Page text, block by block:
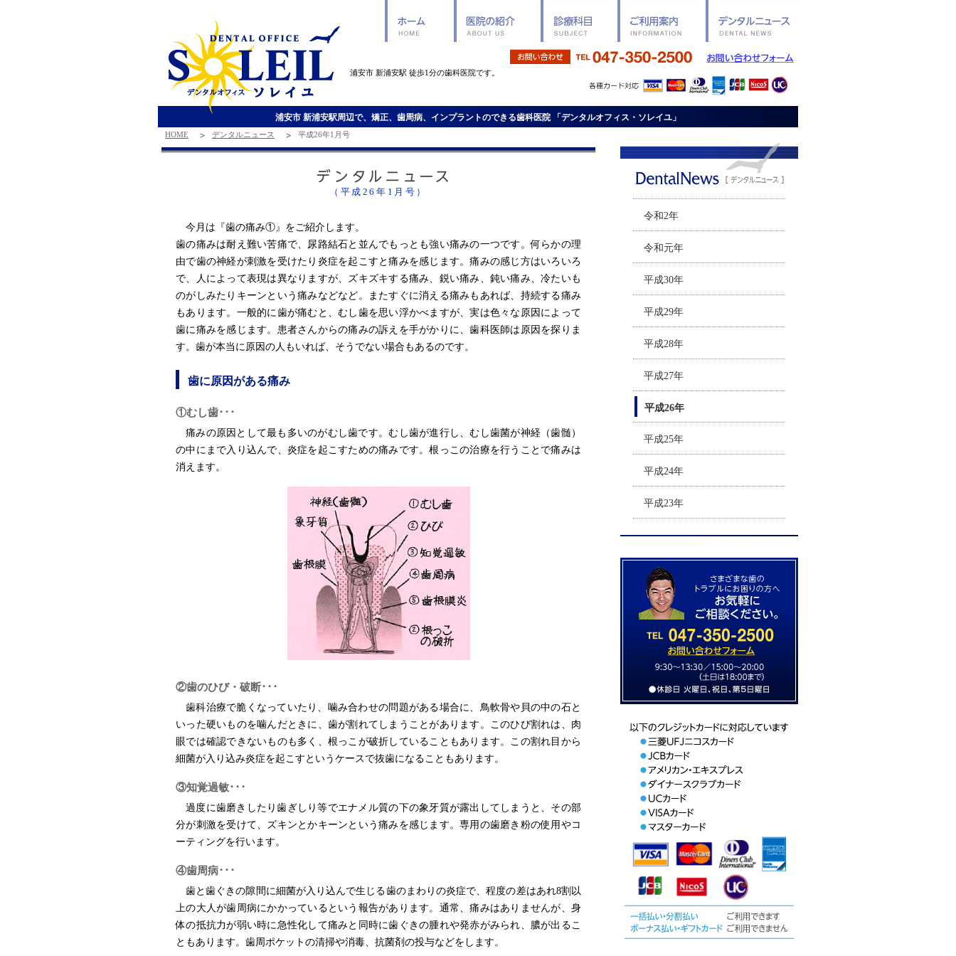
浦安市 新浦安駅 徒歩1分の歯科医院です。
浦安市 新浦安駅周辺で、矯正、歯周病、インプラントのできる歯科医院 「デンタルオフィス・ソレイユ」
HOME デンタルニュース 平成26年1月号
（平成26年1月号）
今月は『歯の痛み①』をご紹介します。
歯の痛みは耐え難い苦痛で、尿路結石と並んでもっとも強い痛みの一つです。何らかの理
由で歯の神経が刺激を受けたり炎症を起こすと痛みを感じます。痛みの感じ方はいろいろ
で、人によって表現は異なりますが、ズキズキする痛み、鋭い痛み、鈍い痛み、冷たいも
のがしみたりキーンという痛みなどなど。またすぐに消える痛みもあれば、持続する痛み
もあります。一般的に歯が痛むと、むし歯を思い浮かべますが、実は色々な原因によって
歯に痛みを感じます。患者さんからの痛みの訴えを手がかりに、歯科医師は原因を探りま
す。歯が本当に原因の人もいれば、そうでない場合もあるのです。
歯に原因がある痛み
①むし歯･･･
痛みの原因として最も多いのがむし歯です。むし歯が進行し、むし歯菌が神経（歯髄）
の中にまで入り込んで、炎症を起こすための痛みです。根っこの治療を行うことで痛みは
消えます。
②歯のひび・破断･･･
歯科治療で脆くなっていたり、噛み合わせの問題がある場合に、鳥軟骨や貝の中の石と
いった硬いものを噛んだときに、歯が割れてしまうことがあります。このひび割れは、肉
眼では確認できないものも多く、根っこが破折していることもあります。この割れ目から
細菌が入り込み炎症を起こすというケースで抜歯になることもあります。
③知覚過敏･･･
過度に歯磨きしたり歯ぎしり等でエナメル質の下の象牙質が露出してしまうと、その部
分が刺激を受けて、ズキンとかキーンという痛みを感じます。専用の歯磨き粉の使用やコ
ーティングを行います。
④歯周病･･･
歯と歯ぐきの隙間に細菌が入り込んで生じる歯のまわりの炎症で、程度の差はあれ8割以
上の大人が歯周病にかかっているという報告があります。通常、痛みはありませんが、身
体の抵抗力が弱い時に急性化して痛みと同時に歯ぐきの腫れや発赤がみられ、膿が出るこ
ともあります。歯周ポケットの清掃や消毒、抗菌剤の投与などをします。
令和2年
令和元年
平成30年
平成29年
平成28年
平成27年
平成26年
平成25年
平成24年
平成23年